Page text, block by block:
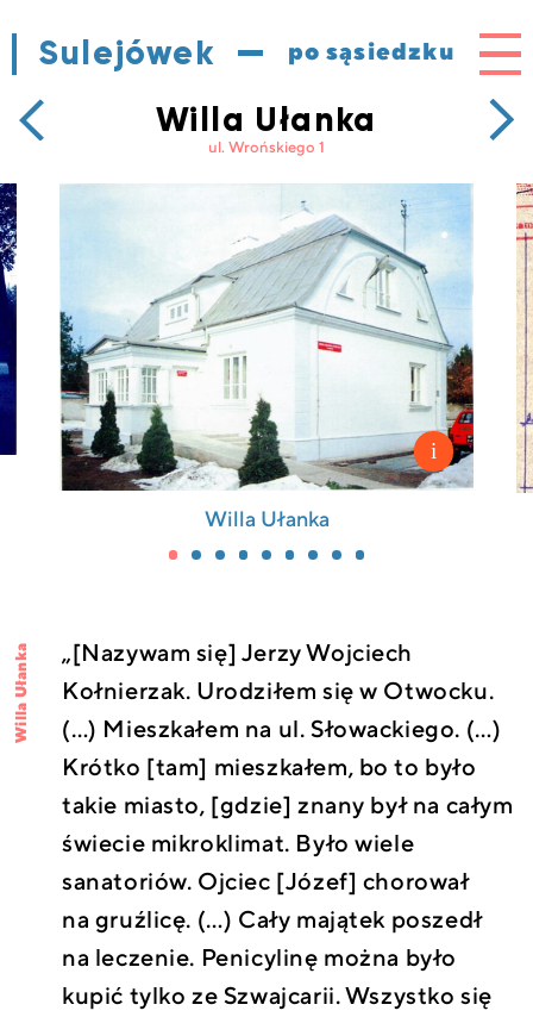
Sulejówek po sąsiedzku
Willa Ułanka
ul. Wrońskiego 1
Poprzedni
Willa Ułanka
„[Nazywam się] Jerzy Wojciech
Kołnierzak. Urodziłem się w Otwocku.
(…) Mieszkałem na ul. Słowackiego. (…)
Krótko [tam] mieszkałem, bo to było
takie miasto, [gdzie] znany był na całym
świecie mikroklimat. Było wiele
sanatoriów. Ojciec [Józef] chorował
na gruźlicę. (…) Cały majątek poszedł
na leczenie. Penicylinę można było
kupić tylko ze Szwajcarii. Wszystko się
Willa Ułanka